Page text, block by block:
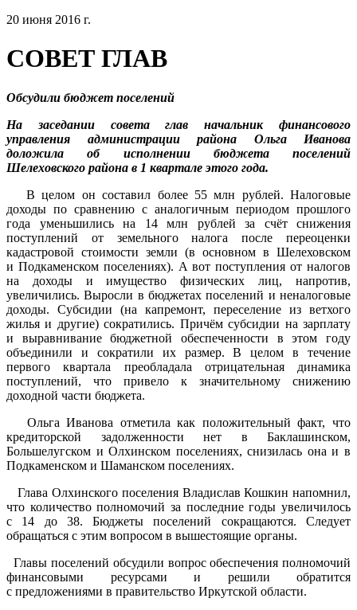
20 июня 2016 г.
СОВЕТ ГЛАВ
Обсудили бюджет поселений
На заседании совета глав начальник финансового
управления администрации района Ольга Иванова
доложила об исполнении бюджета поселений
Шелеховского района в 1 квартале этого года.
В целом он составил более 55 млн рублей. Налоговые
доходы по сравнению с аналогичным периодом прошлого
года уменьшились на 14 млн рублей за счёт снижения
поступлений от земельного налога после переоценки
кадастровой стоимости земли (в основном в Шелеховском
и Подкаменском поселениях). А вот поступления от налогов
на доходы и имущество физических лиц, напротив,
увеличились. Выросли в бюджетах поселений и неналоговые
доходы. Субсидии (на капремонт, переселение из ветхого
жилья и другие) сократились. Причём субсидии на зарплату
и выравнивание бюджетной обеспеченности в этом году
объединили и сократили их размер. В целом в течение
первого квартала преобладала отрицательная динамика
поступлений, что привело к значительному снижению
доходной части бюджета.
Ольга Иванова отметила как положительный факт, что
кредиторской задолженности нет в Баклашинском,
Большелугском и Олхинском поселениях, снизилась она и в
Подкаменском и Шаманском поселениях.
Глава Олхинского поселения Владислав Кошкин напомнил,
что количество полномочий за последние годы увеличилось
с 14 до 38. Бюджеты поселений сокращаются. Следует
обращаться с этим вопросом в вышестоящие органы.
Главы поселений обсудили вопрос обеспечения полномочий
финансовыми ресурсами и решили обратится
с предложениями в правительство Иркутской области.